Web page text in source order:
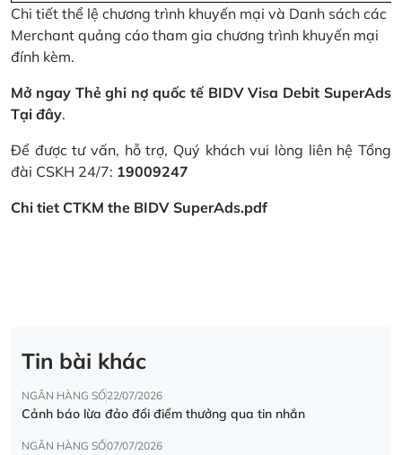
Chi tiết thể lệ chương trình khuyến mại và Danh sách các
Merchant quảng cáo tham gia chương trình khuyến mại
đính kèm.
Mở ngay Thẻ ghi nợ quốc tế BIDV Visa Debit SuperAds
Tại đây.
Để được tư vấn, hỗ trợ, Quý khách vui lòng liên hệ Tổng
đài CSKH 24/7: 19009247
Chi tiet CTKM the BIDV SuperAds.pdf
Tin bài khác
NGÂN HÀNG SỐ22/07/2026
Cảnh báo lừa đảo đổi điểm thưởng qua tin nhắn
NGÂN HÀNG SỐ07/07/2026